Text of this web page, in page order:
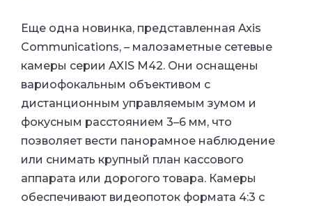
Еще одна новинка, представленная Axis
Communications, – малозаметные сетевые
камеры серии AXIS M42. Они оснащены
вариофокальным объективом с
дистанционным управляемым зумом и
фокусным расстоянием 3–6 мм, что
позволяет вести панорамное наблюдение
или снимать крупный план кассового
аппарата или дорогого товара. Камеры
обеспечивают видеопоток формата 4:3 с